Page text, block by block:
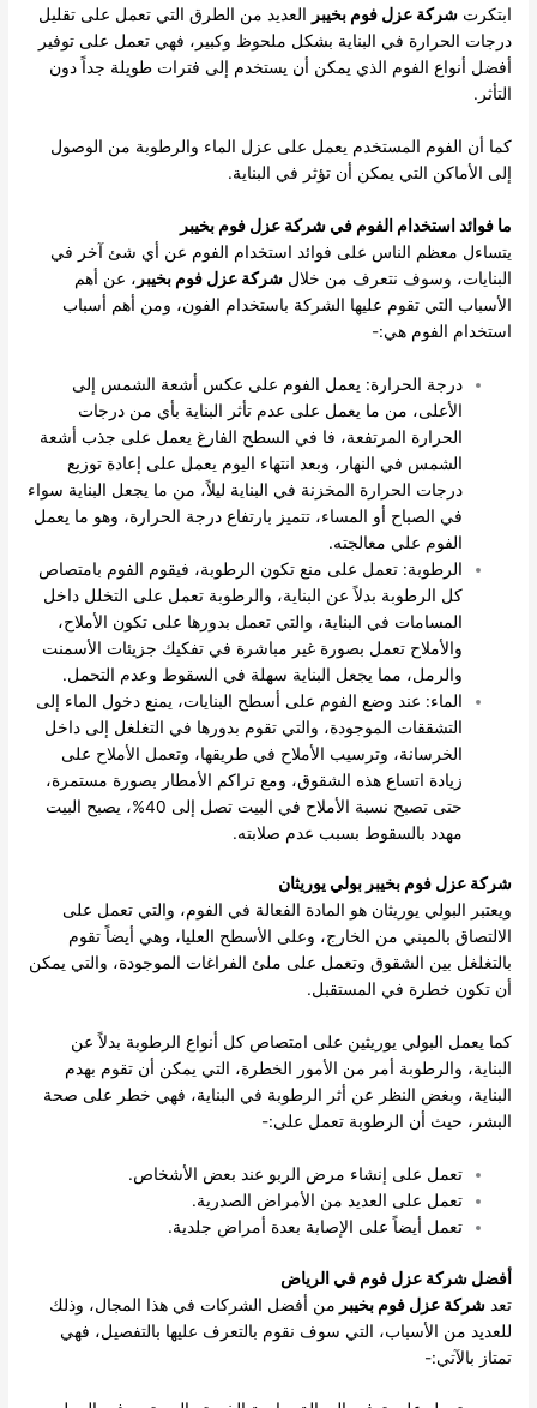
ابتكرتشركة عزل فوم بخيبر العديد من الطرق التي تعمل على تقليل
درجات الحرارة في البناية بشكل ملحوظ وكبير، فهي تعمل على توفير
أفضل أنواع الفوم الذي يمكن أن يستخدم إلى فترات طويلة جداً دون
التأثر.
كما أن الفوم المستخدم يعمل على عزل الماء والرطوبة من الوصول
إلى الأماكن التي يمكن أن تؤثر في البناية.
ما فوائد استخدام الفوم في شركة عزل فوم بخيبر
يتساءل معظم الناس على فوائد استخدام الفوم عن أي شئ آخر في
البنايات، وسوف نتعرف من خلالشركة عزل فوم بخيبر ، عن أهم
الأسباب التي تقوم عليها الشركة باستخدام الفون، ومن أهم أسباب
استخدام الفوم هي:-
درجة الحرارة: يعمل الفوم على عكس أشعة الشمس إلى
الأعلى، من ما يعمل على عدم تأثر البناية بأي من درجات
الحرارة المرتفعة، فا في السطح الفارغ يعمل على جذب أشعة
الشمس في النهار، وبعد انتهاء اليوم يعمل على إعادة توزيع
درجات الحرارة المخزنة في البناية ليلاً، من ما يجعل البناية سواء
في الصباح أو المساء، تتميز بارتفاع درجة الحرارة، وهو ما يعمل
الفوم علي معالجته.
الرطوبة: تعمل على منع تكون الرطوبة، فيقوم الفوم بامتصاص
كل الرطوبة بدلاً عن البناية، والرطوبة تعمل على التخلل داخل
المسامات في البناية، والتي تعمل بدورها على تكون الأملاح،
والأملاح تعمل بصورة غير مباشرة في تفكيك جزيئات الأسمنت
والرمل، مما يجعل البناية سهلة في السقوط وعدم التحمل.
الماء: عند وضع الفوم على أسطح البنايات، يمنع دخول الماء إلى
التشققات الموجودة، والتي تقوم بدورها في التغلغل إلى داخل
الخرسانة، وترسيب الأملاح في طريقها، وتعمل الأملاح على
زيادة اتساع هذه الشقوق، ومع تراكم الأمطار بصورة مستمرة،
حتى تصبح نسبة الأملاح في البيت تصل إلى 40%، يصبح البيت
مهدد بالسقوط بسبب عدم صلابته.
شركة عزل فوم بخيبر بولي يوريثان
ويعتبر البولي يوريثان هو المادة الفعالة في الفوم، والتي تعمل على
الالتصاق بالمبني من الخارج، وعلى الأسطح العليا، وهي أيضاً تقوم
بالتغلغل بين الشقوق وتعمل على ملئ الفراغات الموجودة، والتي يمكن
أن تكون خطرة في المستقبل.
كما يعمل البولي يوريثين على امتصاص كل أنواع الرطوبة بدلاً عن
البناية، والرطوبة أمر من الأمور الخطرة، التي يمكن أن تقوم بهدم
البناية، وبغض النظر عن أثر الرطوبة في البناية، فهي خطر على صحة
البشر، حيث أن الرطوبة تعمل على:-
تعمل على إنشاء مرض الربو عند بعض الأشخاص.
تعمل على العديد من الأمراض الصدرية.
تعمل أيضاً على الإصابة بعدة أمراض جلدية.
أفضل شركة عزل فوم في الرياض
تعدشركة عزل فوم بخيبر من أفضل الشركات في هذا المجال، وذلك
للعديد من الأسباب، التي سوف نقوم بالتعرف عليها بالتفصيل، فهي
تمتاز بالآتي:-